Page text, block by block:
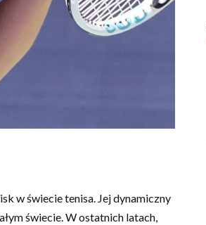
w świecie tenisa. Jej dynamiczny
świecie. W ostatnich latach,